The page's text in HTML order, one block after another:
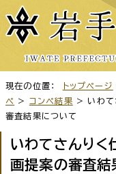
現在の位置： トップページ
ペ
> コンペ結果 > いわて
審査結果について
いわてさんりく
画提案の審査結